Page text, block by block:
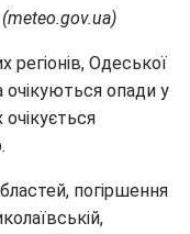
регіонів, Одеської
очікуються опади у
очікується
погіршення